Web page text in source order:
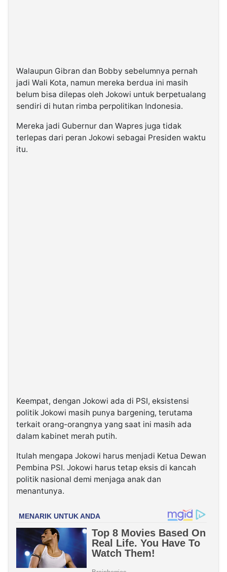
Walaupun Gibran dan Bobby sebelumnya pernah
jadi Wali Kota, namun mereka berdua ini masih
belum bisa dilepas oleh Jokowi untuk berpetualang
sendiri di hutan rimba perpolitikan Indonesia.
Mereka jadi Gubernur dan Wapres juga tidak
terlepas dari peran Jokowi sebagai Presiden waktu
itu.
Keempat, dengan Jokowi ada di PSI, eksistensi
politik Jokowi masih punya bargening, terutama
terkait orang-orangnya yang saat ini masih ada
dalam kabinet merah putih.
Itulah mengapa Jokowi harus menjadi Ketua Dewan
Pembina PSI. Jokowi harus tetap eksis di kancah
politik nasional demi menjaga anak dan
menantunya.